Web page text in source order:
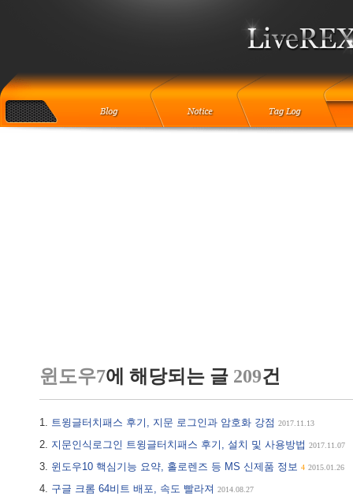
윈도우7에 해당되는 글 209건
트윙글터치패스 후기, 지문 로그인과 암호화 강점 2017.11.13
지문인식로그인 트윙글터치패스 후기, 설치 및 사용방법 2017.11.07
윈도우10 핵심기능 요약, 홀로렌즈 등 MS 신제품 정보 4 2015.01.26
구글 크롬 64비트 배포, 속도 빨라져 2014.08.27